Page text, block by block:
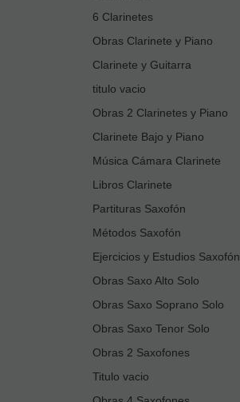
6 Clarinetes
Obras Clarinete y Piano
Clarinete y Guitarra
titulo vacio
Obras 2 Clarinetes y Piano
Clarinete Bajo y Piano
Música Cámara Clarinete
Libros Clarinete
Partituras Saxofón
Métodos Saxofón
Ejercicios y Estudios Saxofón
Obras Saxo Alto Solo
Obras Saxo Soprano Solo
Obras Saxo Tenor Solo
Obras 2 Saxofones
Titulo vacio